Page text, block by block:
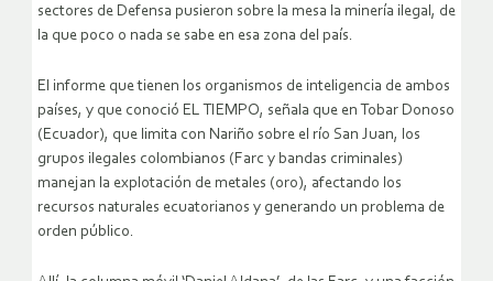
sectores de Defensa pusieron sobre la mesa la minería ilegal, de
la que poco o nada se sabe en esa zona del país.
El informe que tienen los organismos de inteligencia de ambos
países, y que conoció EL TIEMPO, señala que en Tobar Donoso
(Ecuador), que limita con Nariño sobre el río San Juan, los
grupos ilegales colombianos (Farc y bandas criminales)
manejan la explotación de metales (oro), afectando los
recursos naturales ecuatorianos y generando un problema de
orden público.